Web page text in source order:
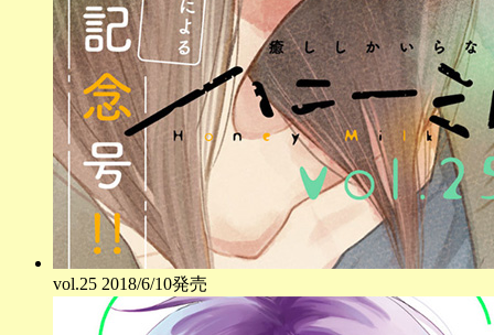
vol.25 2018/6/10発売